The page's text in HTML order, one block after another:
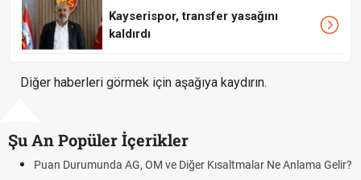
Kayserispor, transfer yasağını
kaldırdı
Diğer haberleri görmek için aşağıya kaydırın.
Şu An Popüler İçerikler
Puan Durumunda AG, OM ve Diğer Kısaltmalar Ne Anlama Gelir?